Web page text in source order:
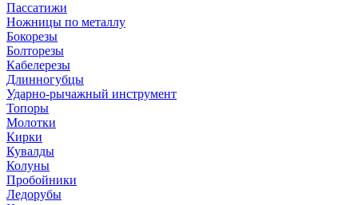
Пассатижи
Ножницы по металлу
Бокорезы
Болторезы
Кабелерезы
Длинногубцы
Ударно-рычажный инструмент
Топоры
Молотки
Кирки
Кувалды
Колуны
Пробойники
Ледорубы